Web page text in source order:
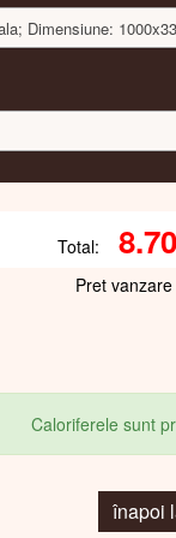
Dimensiune:
Total:
Pret vanzare
Caloriferele sunt
înapoi